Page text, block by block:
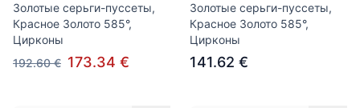
Золотые серьги-пуссеты,
Красное Золото 585°,
Цирконы
192.60 € 173.34 €
Золотые серьги-пуссеты,
Красное Золото 585°,
Цирконы
141.62 €